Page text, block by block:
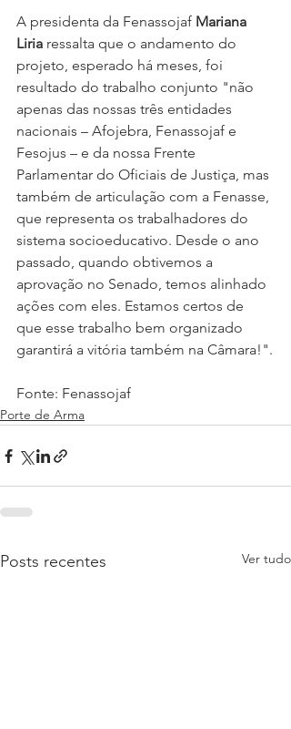
A presidenta da Fenassojaf Mariana
Liria ressalta que o andamento do
projeto, esperado há meses, foi
resultado do trabalho conjunto "não
apenas das nossas três entidades
nacionais – Afojebra, Fenassojaf e
Fesojus – e da nossa Frente
Parlamentar do Oficiais de Justiça, mas
também de articulação com a Fenasse,
que representa os trabalhadores do
sistema socioeducativo. Desde o ano
passado, quando obtivemos a
aprovação no Senado, temos alinhado
ações com eles. Estamos certos de
que esse trabalho bem organizado
garantirá a vitória também na Câmara!".
Fonte: Fenassojaf
Porte de Arma
Posts recentes Ver tudo